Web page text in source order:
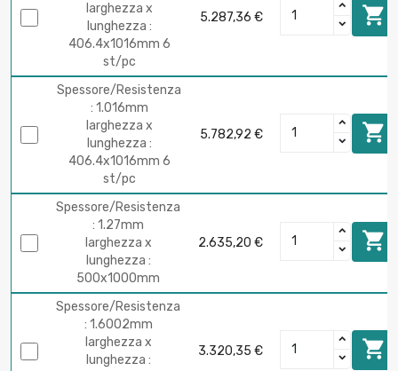
larghezza x
lunghezza :
406.4x1016mm 6
st/pc
5.287,36 € 
Spessore/Resistenza
: 1.016mm
larghezza x
lunghezza :
406.4x1016mm 6
st/pc
5.782,92 € 
Spessore/Resistenza
: 1.27mm
larghezza x
lunghezza :
500x1000mm
2.635,20 € 
Spessore/Resistenza
: 1.6002mm
larghezza x
lunghezza :
3.320,35 € 